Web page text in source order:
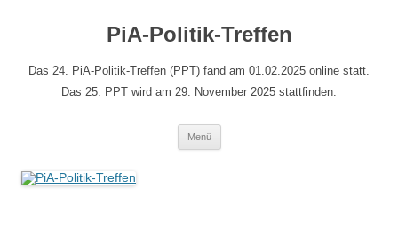
PiA-Politik-Treffen
Das 24. PiA-Politik-Treffen (PPT) fand am 01.02.2025 online statt.
Das 25. PPT wird am 29. November 2025 stattfinden.
Menü